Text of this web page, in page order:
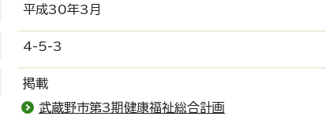
平成30年3月
4-5-3
掲載
武蔵野市第3期健康福祉総合計画